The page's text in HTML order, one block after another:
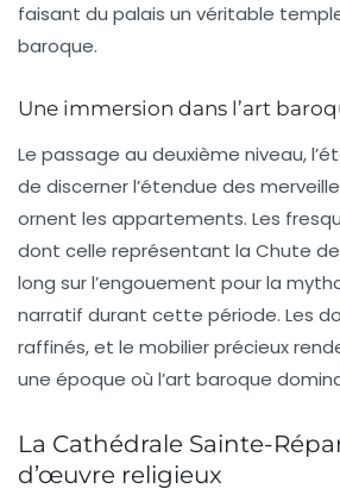
faisant du palais un véritable
baroque.
Une immersion dans l’art
Le passage au deuxième niveau,
de discerner l’étendue des
ornent les appartements. Les
dont celle représentant la Chute
long sur l’engouement pour la
narratif durant cette période. Les
raffinés, et le mobilier précieux
une époque où l’art baroque
La Cathédrale Sainte-
d’œuvre religieux